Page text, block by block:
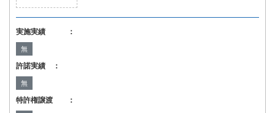
実施実績 ：
無
許諾実績 ：
無
特許権譲渡 ：